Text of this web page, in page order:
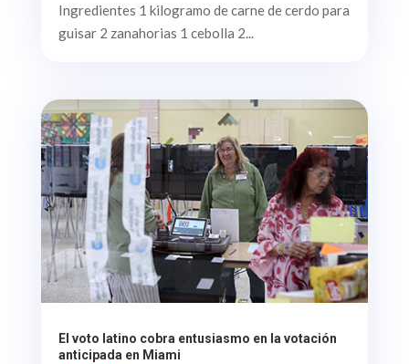
Ingredientes 1 kilogramo de carne de cerdo para
guisar 2 zanahorias 1 cebolla 2...
El voto latino cobra entusiasmo en la votación
anticipada en Miami